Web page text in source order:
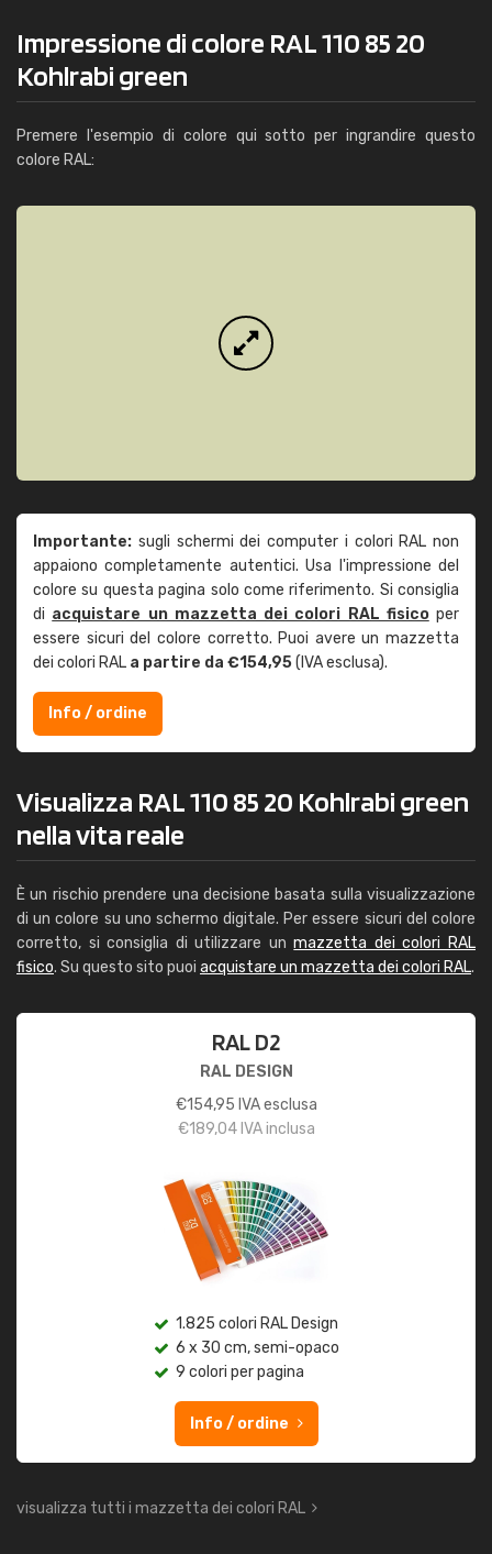
Impressione di colore RAL 110 85 20
Kohlrabi green
Premere l'esempio di colore qui sotto per ingrandire questo
colore RAL:
Importante: sugli schermi dei computer i colori RAL non
appaiono completamente autentici. Usa l'impressione del
colore su questa pagina solo come riferimento. Si consiglia
di acquistare un mazzetta dei colori RAL fisicoper
essere sicuri del colore corretto. Puoi avere un mazzetta
dei colori RAL a partire da €154,95(IVA esclusa).
Info / ordine
Visualizza RAL 110 85 20 Kohlrabi green
nella vita reale
È un rischio prendere una decisione basata sulla visualizzazione
di un colore su uno schermo digitale. Per essere sicuri del colore
corretto, si consiglia di utilizzare unmazzetta dei colori RAL
fisico. Su questo sito puoi acquistare un mazzetta dei colori RAL.
RAL D2
RAL DESIGN
€154,95 IVA esclusa
€189,04IVA inclusa
1.825 colori RAL Design
6 x 30 cm, semi-opaco
9 colori per pagina
Info / ordine
visualizza tutti i mazzetta dei colori RAL